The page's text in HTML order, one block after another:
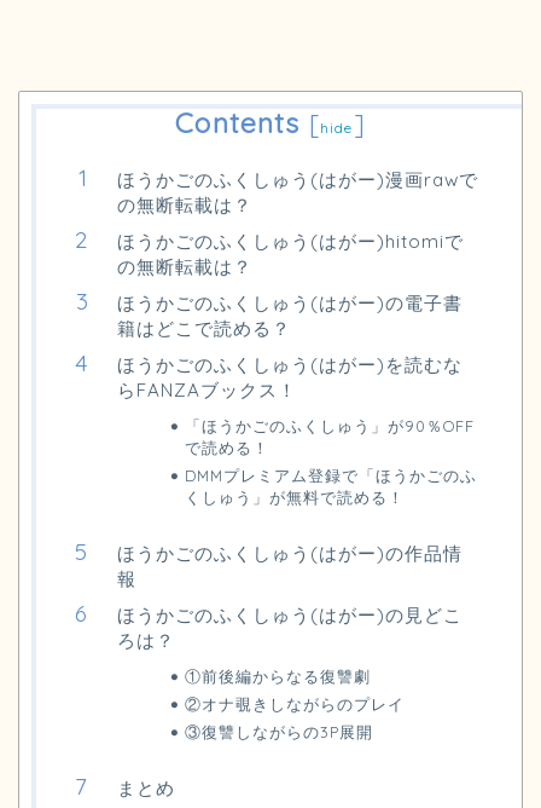
Contents [hide ]
ほうかごのふくしゅう(はがー)漫画rawで
の無断転載は？
ほうかごのふくしゅう(はがー)hitomiで
の無断転載は？
ほうかごのふくしゅう(はがー)の電子書
籍はどこで読める？
ほうかごのふくしゅう(はがー)を読むな
らFANZAブックス！
「ほうかごのふくしゅう」が90％OFF
で読める！
DMMプレミアム登録で「ほうかごのふ
くしゅう」が無料で読める！
ほうかごのふくしゅう(はがー)の作品情
報
ほうかごのふくしゅう(はがー)の見どこ
ろは？
①前後編からなる復讐劇
②オナ覗きしながらのプレイ
③復讐しながらの3P展開
まとめ